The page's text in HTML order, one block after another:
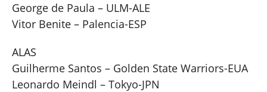
George de Paula – ULM-ALE
Vitor Benite – Palencia-ESP
ALAS
Guilherme Santos – Golden State Warriors-EUA
Leonardo Meindl – Tokyo-JPN